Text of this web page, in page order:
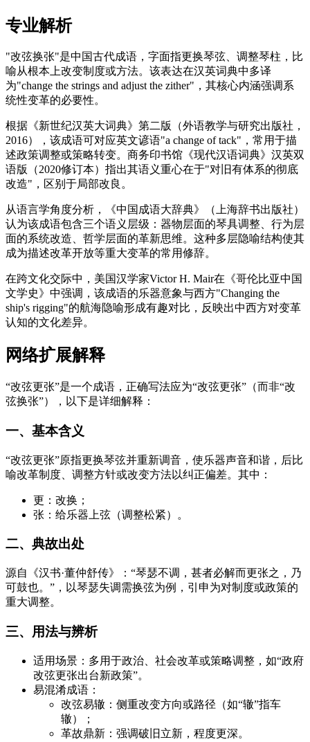
专业解析
"改弦换张"是中国古代成语，字面指更换琴弦、调整琴柱，比
喻从根本上改变制度或方法。该表达在汉英词典中多译
为"change the strings and adjust the zither"，其核心内涵强调系
统性变革的必要性。
根据《新世纪汉英大词典》第二版（外语教学与研究出版社，
2016），该成语可对应英文谚语"a change of tack"，常用于描
述政策调整或策略转变。商务印书馆《现代汉语词典》汉英双
语版（2020修订本）指出其语义重心在于"对旧有体系的彻底
改造"，区别于局部改良。
从语言学角度分析，《中国成语大辞典》（上海辞书出版社）
认为该成语包含三个语义层级：器物层面的琴具调整、行为层
面的系统改造、哲学层面的革新思维。这种多层隐喻结构使其
成为描述改革开放等重大变革的常用修辞。
在跨文化交际中，美国汉学家Victor H. Mair在《哥伦比亚中国
文学史》中强调，该成语的乐器意象与西方"Changing the
ship's rigging"的航海隐喻形成有趣对比，反映出中西方对变革
认知的文化差异。
网络扩展解释
“改弦更张”是一个成语，正确写法应为“改弦更张”（而非“改
弦换张”），以下是详细解释：
一、基本含义
“改弦更张”原指更换琴弦并重新调音，使乐器声音和谐，后比
喻改革制度、调整方针或改变方法以纠正偏差。其中：
更：改换；
张：给乐器上弦（调整松紧）。
二、典故出处
源自《汉书·董仲舒传》：“琴瑟不调，甚者必解而更张之，乃
可鼓也。”，以琴瑟失调需换弦为例，引申为对制度或政策的
重大调整。
三、用法与辨析
适用场景：多用于政治、社会改革或策略调整，如“政府
改弦更张出台新政策”。
易混淆成语：
改弦易辙：侧重改变方向或路径（如“辙”指车
辙）；
革故鼎新：强调破旧立新，程度更深。